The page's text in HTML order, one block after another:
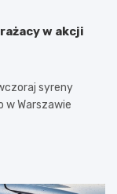
w akcji
syreny
w Warszawie